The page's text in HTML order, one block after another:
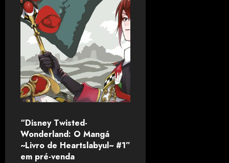
“Disney Twisted-
Wonderland: O Mangá
~Livro de Heartslabyul~ #1”
em pré-venda